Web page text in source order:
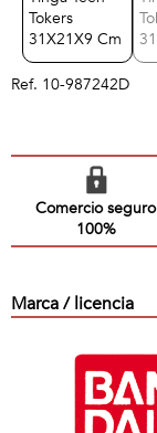
Ref. 10-987242D
Comercio seguro
100%
Marca / licencia